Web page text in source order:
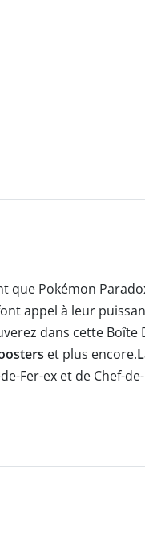
Pokémon
appel à leur
dans cette
et plus encore.
Fer-ex et de Chef-